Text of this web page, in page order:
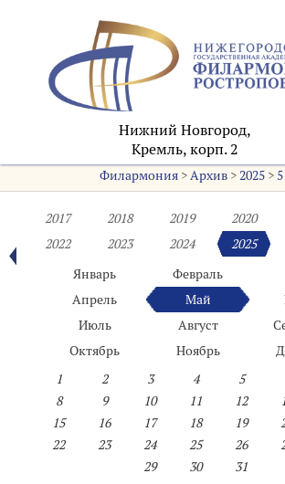
Нижний Новгород,
Кремль, корп. 2
Филармония>Архив>2025> 5
2017 2018 2019 2020
2022
2023 2024 2025
Январь
Февраль
Апрель
Май
Июль
Август
Октябрь
Ноябрь
1
2 3 4 5
8
9 10 11 12
15
16 17 18 19
22
23 24 25 26
29
30 31